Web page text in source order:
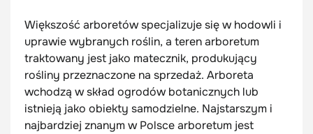
Większość arboretów specjalizuje się w hodowli i
uprawie wybranych roślin, a teren arboretum
traktowany jest jako matecznik, produkujący
rośliny przeznaczone na sprzedaż. Arboreta
wchodzą w skład ogrodów botanicznych lub
istnieją jako obiekty samodzielne. Najstarszym i
najbardziej znanym w Polsce arboretum jest